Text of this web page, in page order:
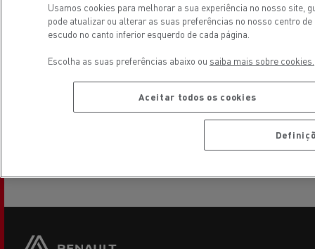
1331 Sofia
Volvo Group Truck Center Varna
Usamos cookies para melhorar a sua experiência no nosso site,
pode atualizar ou alterar as suas preferências no nosso centro
escudo no canto inferior esquerdo de cada página.
Escolha as suas preferências abaixo ou saiba mais sobre cookies.
Aceitar todos os cookies